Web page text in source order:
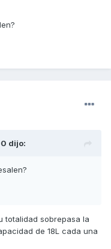
dijo:
totalidad sobrepasa la
de 18L cada una